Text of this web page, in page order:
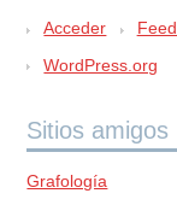
Acceder
WordPress.org
Sitios amigos
Grafología